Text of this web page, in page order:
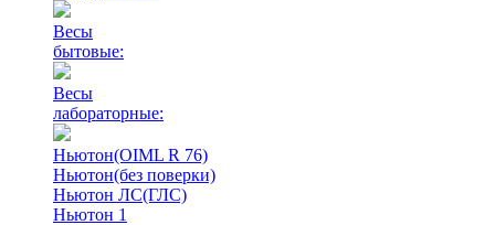
Весы
бытовые:
Весы
лабораторные:
Ньютон(OIML R 76)
Ньютон(без поверки)
Ньютон ЛС(ГЛС)
Ньютон 1